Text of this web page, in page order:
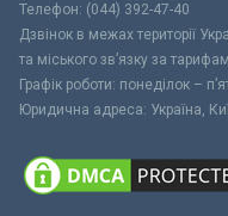
Телефон: (044) 392-47-40
Дзвінок в межах території
та міського зв’язку за
Графік роботи: понеділок –
Юридична адреса: Україна,